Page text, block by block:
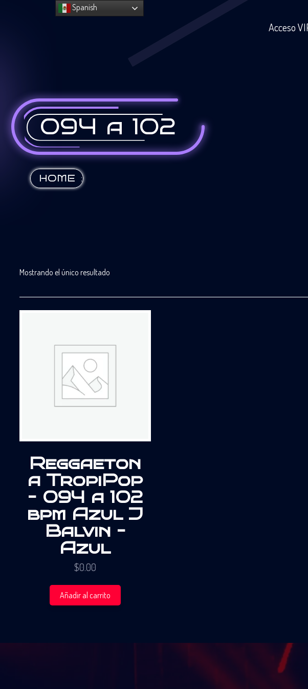
Acceso
094 a 102
HOME :
Mostrando el único resultado
Reggaeton
a TropiPop
– 094 a 102
bpm Azul J
Balvin –
Azul
$0.00
Añadir al carrito
Spanish